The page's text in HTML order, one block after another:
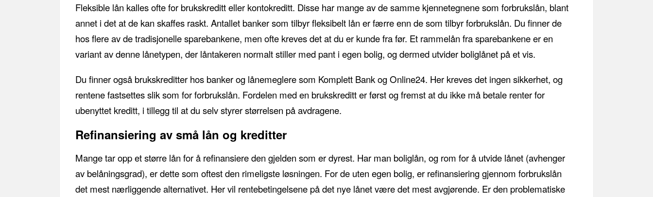
Fleksible lån kalles ofte for brukskreditt eller kontokreditt. Disse har mange av de samme kjennetegnene som forbrukslån, blant
annet i det at de kan skaffes raskt. Antallet banker som tilbyr fleksibelt lån er færre enn de som tilbyr forbrukslån. Du finner de
hos flere av de tradisjonelle sparebankene, men ofte kreves det at du er kunde fra før. Et rammelån fra sparebankene er en
variant av denne lånetypen, der låntakeren normalt stiller med pant i egen bolig, og dermed utvider boliglånet på et vis.
Du finner også brukskreditter hos banker og lånemeglere som Komplett Bank og Online24. Her kreves det ingen sikkerhet, og
rentene fastsettes slik som for forbrukslån. Fordelen med en brukskreditt er først og fremst at du ikke må betale renter for
ubenyttet kreditt, i tillegg til at du selv styrer størrelsen på avdragene.
Refinansiering av små lån og kreditter
Mange tar opp et større lån for å refinansiere den gjelden som er dyrest. Har man boliglån, og rom for å utvide lånet (avhenger
av belåningsgrad), er dette som oftest den rimeligste løsningen. For de uten egen bolig, er refinansiering gjennom forbrukslån
det mest nærliggende alternativet. Her vil rentebetingelsene på det nye lånet være det mest avgjørende. Er den problematiske